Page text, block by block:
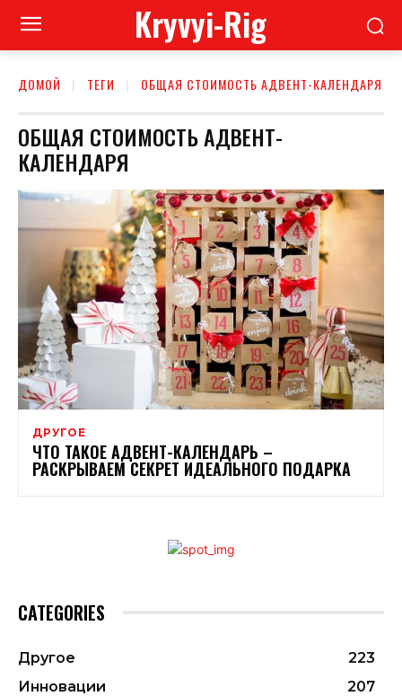
Kryvyi-Rig
ДОМОЙ ТЕГИ ОБЩАЯ СТОИМОСТЬ АДВЕНТ-КАЛЕНДАРЯ
ОБЩАЯ СТОИМОСТЬ АДВЕНТ-
КАЛЕНДАРЯ
ДРУГОЕ
ЧТО ТАКОЕ АДВЕНТ-КАЛЕНДАРЬ –
РАСКРЫВАЕМ СЕКРЕТ ИДЕАЛЬНОГО ПОДАРКА
CATEGORIES
Другое
223
Инновации
207